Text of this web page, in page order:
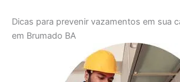
Dicas para prevenir vazamentos em sua
em Brumado BA